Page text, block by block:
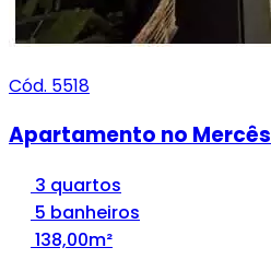
Cód. 5518
Apartamento no Mercês
3 quartos
5 banheiros
138,00m²